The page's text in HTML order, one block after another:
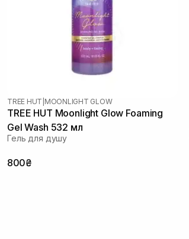
TREE HUT MOONLIGHT GLOW
TREE HUT Moonlight Glow Foaming
Gel Wash 532 мл
Гель для душу
800₴